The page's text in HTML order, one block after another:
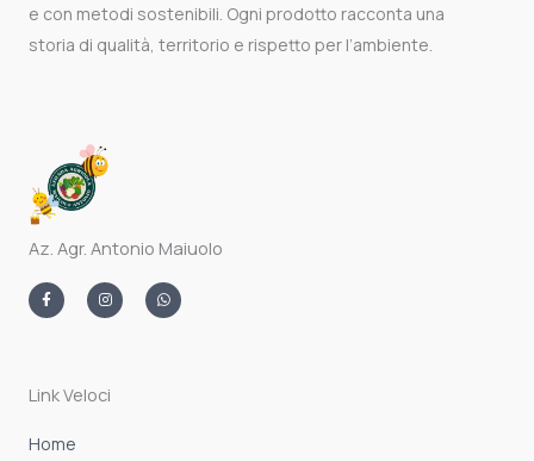
e con metodi sostenibili. Ogni prodotto racconta una
storia di qualità, territorio e rispetto per l’ambiente.
Az. Agr. Antonio Maiuolo
a
c
e
-
f
n
s
t
m
h
a
t
Link Veloci
Home